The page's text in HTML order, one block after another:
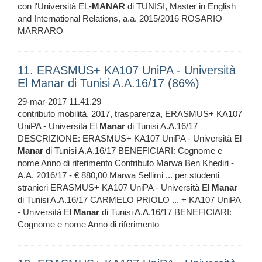
con l'Università EL-MANAR di TUNISI, Master in English
and International Relations, a.a. 2015/2016 ROSARIO
MARRARO
11. ERASMUS+ KA107 UniPA - Università
El Manar di Tunisi A.A.16/17 (86%)
29-mar-2017 11.41.29
contributo mobilità, 2017, trasparenza, ERASMUS+ KA107
UniPA - Università El Manar di Tunisi A.A.16/17
DESCRIZIONE: ERASMUS+ KA107 UniPA - Università El
Manar di Tunisi A.A.16/17 BENEFICIARI: Cognome e
nome Anno di riferimento Contributo Marwa Ben Khediri -
A.A. 2016/17 - € 880,00 Marwa Sellimi ... per studenti
stranieri ERASMUS+ KA107 UniPA - Università El Manar
di Tunisi A.A.16/17 CARMELO PRIOLO ... + KA107 UniPA
- Università El Manar di Tunisi A.A.16/17 BENEFICIARI:
Cognome e nome Anno di riferimento